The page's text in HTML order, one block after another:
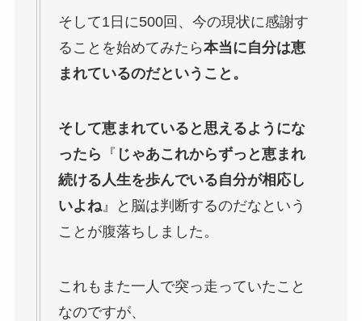
そして1日に500回、今の現状に感謝す
ることを始めてみたら本当に自分は恵
まれているのだということ。
そして恵まれていると思えるようにな
ったら 『 じゃあこれからずっと恵まれ
続ける人生を歩んでいる自分が相応し
いよね』と脳は判断するのだなという
ことが腹落ちしました。
これもまた一人で突っ走っていたこと
なのですが、